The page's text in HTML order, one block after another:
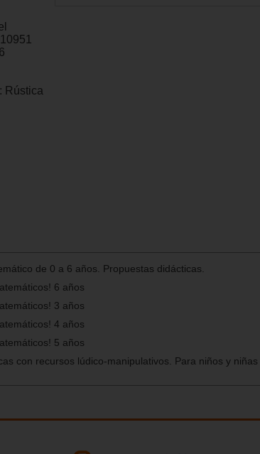
Rústica
de 0 a 6 años. Propuestas didácticas.
6 años
3 años
4 años
5 años
con recursos lúdico-manipulativos. Para niños y